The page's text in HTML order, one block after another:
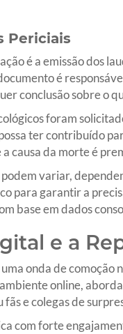
Periciais
é a emissão dos
é
conclusão sobre o
foram
ter contribuído
causa da morte é
variar,
para garantir a
base em dados
e a
onda de comoção
online,
fãs e colegas de
com forte